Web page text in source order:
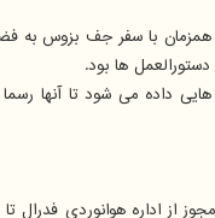
هایی داده می شود تا